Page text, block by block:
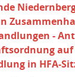
-
auf
in HFA-